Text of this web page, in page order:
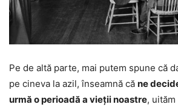
Pe de altă parte, mai putem spune că
pe cineva la azil, înseamnă că ne
urmă o perioadă a vieții noastre,